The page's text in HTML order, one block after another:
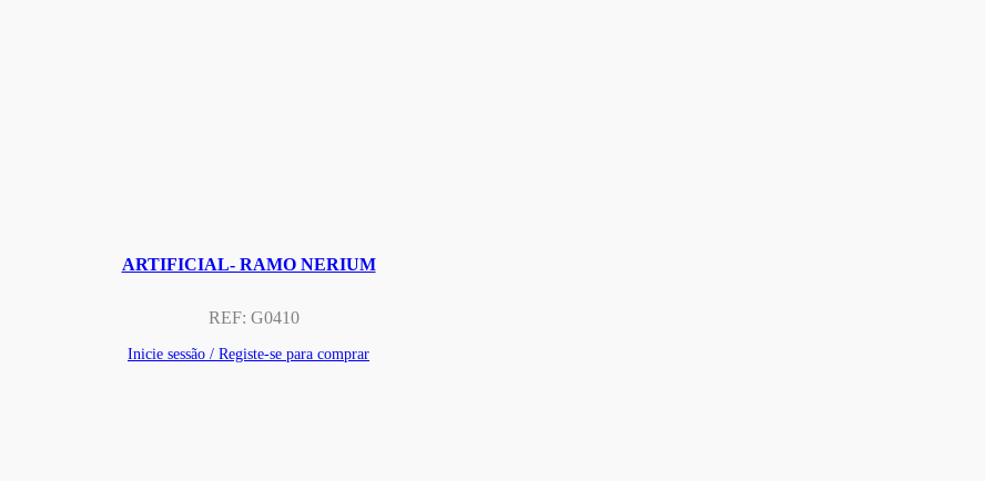
ARTIFICIAL- RAMO NERIUM
REF: G0410
Inicie sessão / Registe-se para comprar